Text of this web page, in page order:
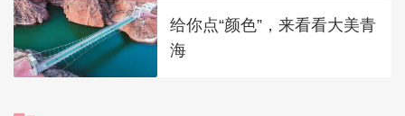
给你点“颜色”，来看看大美青
海